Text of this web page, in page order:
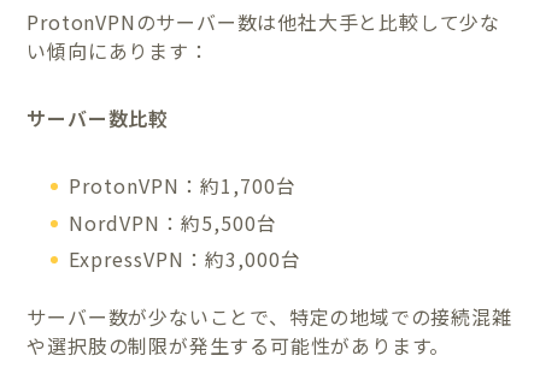
ProtonVPNのサーバー数は他社大手と比較して少な
い傾向にあります：
サーバー数比較
ProtonVPN：約1,700台
NordVPN：約5,500台
ExpressVPN：約3,000台
サーバー数が少ないことで、特定の地域での接続混雑
や選択肢の制限が発生する可能性があります。